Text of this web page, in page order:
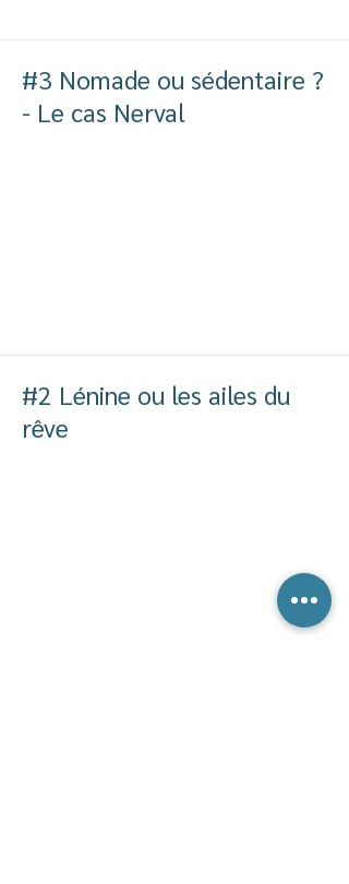
#3 Nomade ou sédentaire ?
- Le cas Nerval
#2 Lénine ou les ailes du
rêve